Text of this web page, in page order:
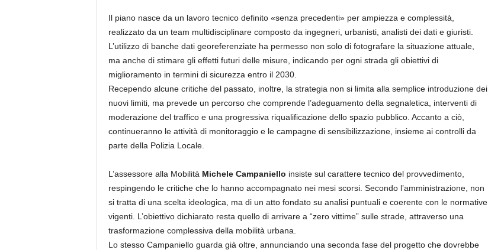
Il piano nasce da un lavoro tecnico definito «senza precedenti» per ampiezza e complessità,
realizzato da un team multidisciplinare composto da ingegneri, urbanisti, analisti dei dati e giuristi.
L’utilizzo di banche dati georeferenziate ha permesso non solo di fotografare la situazione attuale,
ma anche di stimare gli effetti futuri delle misure, indicando per ogni strada gli obiettivi di
miglioramento in termini di sicurezza entro il 2030.
Recependo alcune critiche del passato, inoltre, la strategia non si limita alla semplice introduzione dei
nuovi limiti, ma prevede un percorso che comprende l’adeguamento della segnaletica, interventi di
moderazione del traffico e una progressiva riqualificazione dello spazio pubblico. Accanto a ciò,
continueranno le attività di monitoraggio e le campagne di sensibilizzazione, insieme ai controlli da
parte della Polizia Locale.
L’assessore alla Mobilità Michele Campaniello insiste sul carattere tecnico del provvedimento,
respingendo le critiche che lo hanno accompagnato nei mesi scorsi. Secondo l’amministrazione, non
si tratta di una scelta ideologica, ma di un atto fondato su analisi puntuali e coerente con le normative
vigenti. L’obiettivo dichiarato resta quello di arrivare a “zero vittime” sulle strade, attraverso una
trasformazione complessiva della mobilità urbana.
Lo stesso Campaniello guarda già oltre, annunciando una seconda fase del progetto che dovrebbe